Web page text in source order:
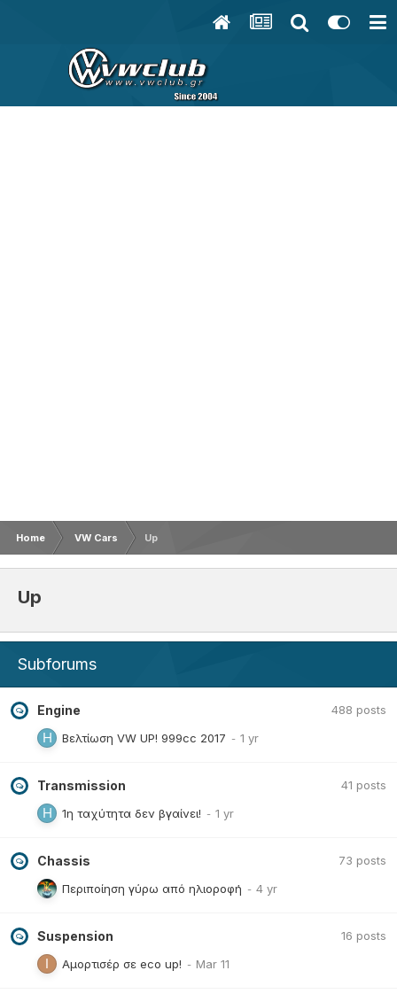
Home VW Cars Up
Up
Subforums
Engine 488 posts
Βελτίωση VW UP! 999cc 2017
Transmission 41 posts
1η ταχύτητα δεν βγαίνει!
Chassis 73 posts
Περιποίηση γύρω από ηλιοροφή
Suspension 16 posts
Αμορτισέρ σε eco up!